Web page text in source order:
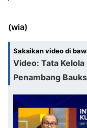
(wia)
Saksikan video di
Video: Tata
Penambang